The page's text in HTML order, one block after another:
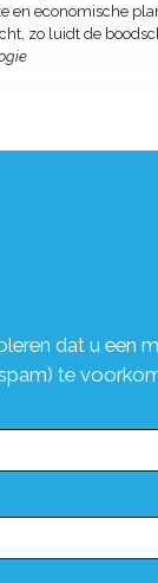
en economische
zo luidt de
dat u een
te